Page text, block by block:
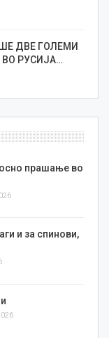
ДВЕ ГОЛЕМИ
РУСИЈА…
прашање во
и за спинови,